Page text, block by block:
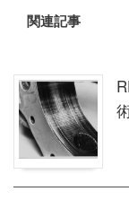
関連記事